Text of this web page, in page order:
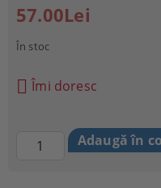
57.00Lei
În stoc
Îmi doresc